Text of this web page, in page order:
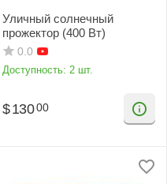
Уличный солнечный
прожектор (400 Вт)
0.0
Доступность: 2 шт.
$130 00